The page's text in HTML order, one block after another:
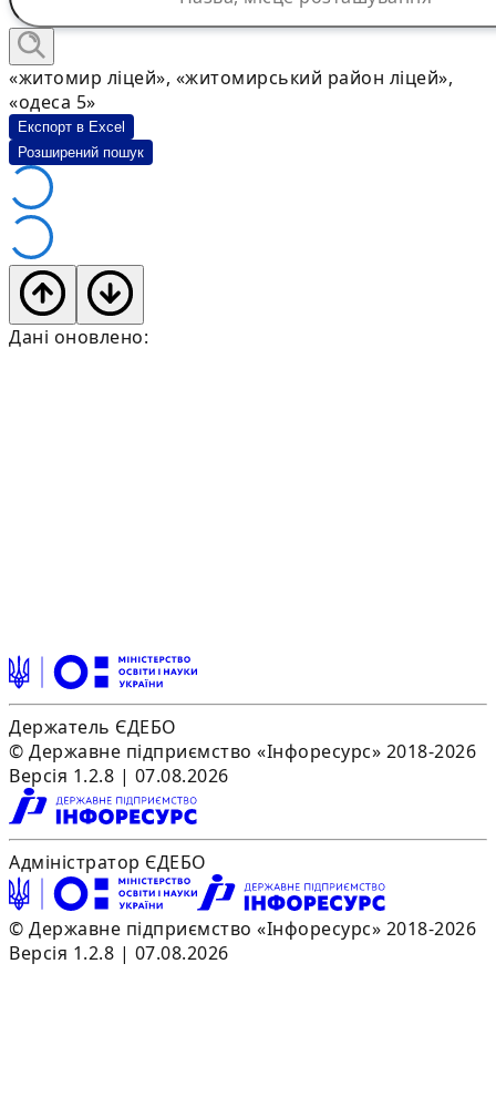
«житомир ліцей», «житомирський район ліцей»,
«одеса 5»
Експорт в Excel
Розширений пошук
Дані оновлено:
Держатель ЄДЕБО
© Державне підприємство «Інфоресурс» 2018-2026
Версія 1.2.8 | 07.08.2026
Адміністратор ЄДЕБО
© Державне підприємство «Інфоресурс» 2018-2026
Версія 1.2.8 | 07.08.2026